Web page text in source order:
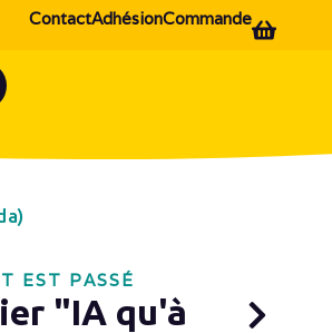
Commande
Adhésion
Contact
EST PASSÉ
"IA qu'à